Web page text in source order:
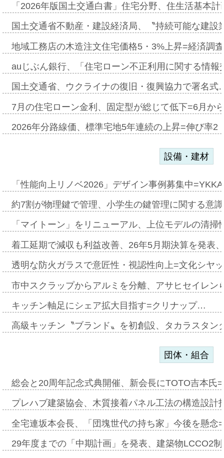
「2026年版国土交通白書」住宅分野、住生活基本
国土交通省不動産・建設経済局、〝持続可能な建
地域工務店の木造注文住宅価格5・3%上昇=経済調
auじぶん銀行、「住宅ローン不正利用に関する情
国土交通省、ウクライナの復旧・復興協力で署名
7月の住宅ローン金利、固定型が総じて低下=6月か
2026年分路線価、標準宅地5年連続の上昇=伸び率
設備・建材
「性能向上リノベ2026」デザイン事例募集中
約7割が物理鍵で管理、小学生の鍵管理に関する意
「マイトーン」をリニューアル、上位モデルの清
着工延期で減収も利益改善、26年5月期決算を発表
透明な防火ガラスで意匠性・視認性向上=文化シヤ
市中スクラップからアルミを分離、アサヒセイレ
キッチン軸足にシェア拡大目指す=クリナップ…
高級キッチン〝ブランド〟を初創設、タカラスタ
団体・組合
総会と20周年記念式典開催、新会長にTOTO吉本氏
プレハブ建築協会、木質接着パネル工法の構造設
全宅連坂本会長、「団塊世代の持ち家」今後を懸
29年度までの「中期計画」を発表、建築物LCCO2